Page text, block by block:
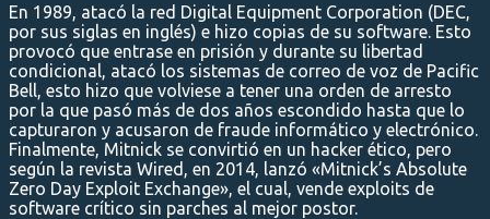
En 1989, atacó la red Digital Equipment Corporation (DEC,
por sus siglas en inglés) e hizo copias de su software. Esto
provocó que entrase en prisión y durante su libertad
condicional, atacó los sistemas de correo de voz de Pacific
Bell, esto hizo que volviese a tener una orden de arresto
por la que pasó más de dos años escondido hasta que lo
capturaron y acusaron de fraude informático y electrónico.
Finalmente, Mitnick se convirtió en un hacker ético, pero
según la revista Wired, en 2014, lanzó «Mitnick’s Absolute
Zero Day Exploit Exchange», el cual, vende exploits de
software crítico sin parches al mejor postor.